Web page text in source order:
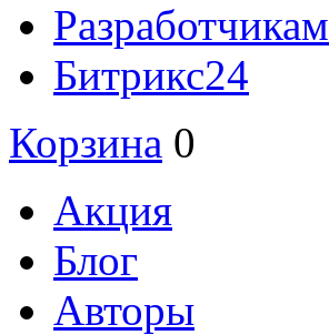
Разработчикам
Битрикс24
Корзина 0
Акция
Блог
Авторы